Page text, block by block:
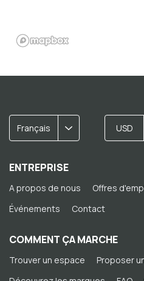
Français USD
ENTREPRISE
A propos de nous Offres
Événements
Contact
COMMENT ÇA MARCHE
Trouver un espace
Proposer